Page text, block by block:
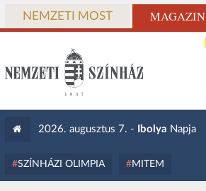
NEMZETI MOST MAGAZIN
2026. augusztus 7. - Ibolya Napja
SZÍNHÁZI OLIMPIA MITEM